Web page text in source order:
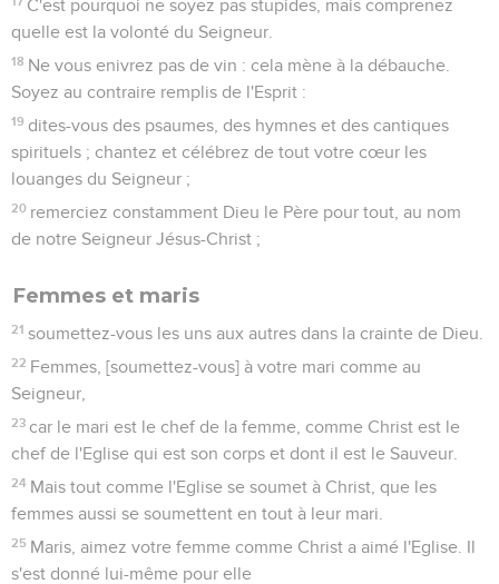
C'est pourquoi ne soyez pas stupides, mais comprenez
quelle est la volonté du Seigneur.
18 Ne vous enivrez pas de vin : cela mène à la débauche.
Soyez au contraire remplis de l'Esprit :
19 dites-vous des psaumes, des hymnes et des cantiques
spirituels ; chantez et célébrez de tout votre cœur les
louanges du Seigneur ;
20 remerciez constamment Dieu le Père pour tout, au nom
de notre Seigneur Jésus-Christ ;
Femmes et maris
21 soumettez-vous les uns aux autres dans la crainte de Dieu.
22 Femmes, [soumettez-vous] à votre mari comme au
Seigneur,
23 car le mari est le chef de la femme, comme Christ est le
chef de l'Eglise qui est son corps et dont il est le Sauveur.
24 Mais tout comme l'Eglise se soumet à Christ, que les
femmes aussi se soumettent en tout à leur mari.
25 Maris, aimez votre femme comme Christ a aimé l'Eglise. Il
s'est donné lui-même pour elle